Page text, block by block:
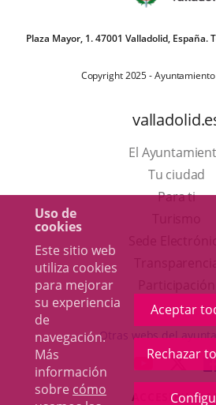
Uso de
cookies
Este sitio web
utiliza cookies
para mejorar
su experiencia
de
navegación.
Más
información
sobre cómo
Aceptar
Rechazar
Plaza Mayor, 1. 47001 Valladolid, España.
Copyright 2025 -
El
Tu ciudad
Para ti
en
Otras webs del
ENLACE
A
A